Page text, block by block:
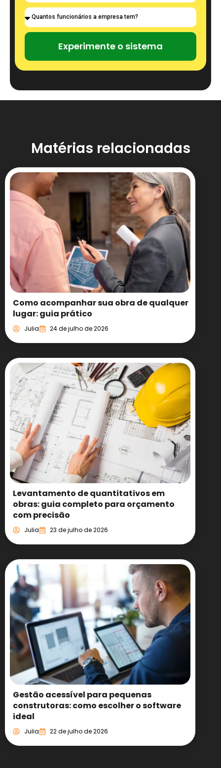
Experimente o sistema
Matérias relacionadas
Como acompanhar sua obra de qualquer
lugar: guia prático
Julia 24 de julho de 2026
Levantamento de quantitativos em
obras: guia completo para orçamento
com precisão
Julia 23 de julho de 2026
Gestão acessível para pequenas
construtoras: como escolher o software
ideal
Julia 22 de julho de 2026